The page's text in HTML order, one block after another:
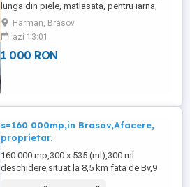
lunga din piele, matlasata, pentru iarna,
marimea 54, firma Berghaus.
Harman, Brasov
azi 13:01
1 000 RON
s=160 000mp,in Brasov,Afacere,
proprietar.
160 000 mp,300 x 535 (ml),300 ml
deschidere,situat la 8,5 km fata de Bv,9